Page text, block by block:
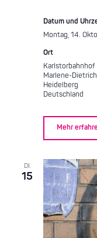
Datum und
Montag, 14.
Ort
Karlstorbahnhof
Marlene-
Heidelberg
Deutschland
Mehr
DI.
15